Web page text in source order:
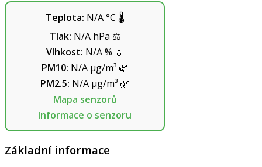
Teplota: N/A°C 🌡️
Tlak: N/AhPa ⚖️
Vlhkost: N/A% 💧
PM10: N/A µg/m³ 🌿
PM2.5: N/A µg/m³ 🌿
Mapa senzorů
Informace o senzoru
Základní informace